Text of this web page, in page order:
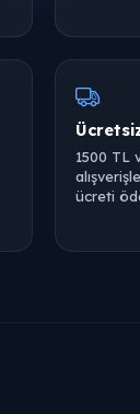
1500 TL
ücreti